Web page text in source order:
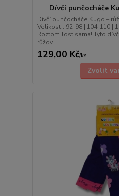
Dívčí punčocháče
Dívčí punčocháče Kugo –
Velikosti: 92-98 | 104-110 |
Roztomilost sama! Tyto
růžov...
129,00 Kč/ks
Zvolit